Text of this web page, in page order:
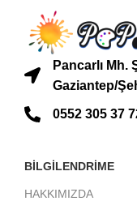
Rhoncus quisque
Pancarlı Mh.
Gaziantep/
0552 305 37
BİLGİLENDRİME
HAKKIMIZDA